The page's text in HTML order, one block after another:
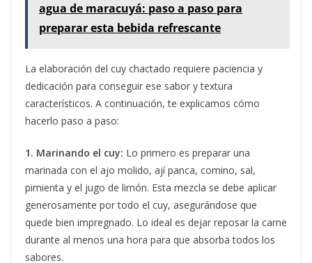
agua de maracuyá: paso a paso para
preparar esta bebida refrescante
La elaboración del cuy chactado requiere paciencia y
dedicación para conseguir ese sabor y textura
característicos. A continuación, te explicamos cómo
hacerlo paso a paso:
1. Marinando el cuy: Lo primero es preparar una
marinada con el ajo molido, ají panca, comino, sal,
pimienta y el jugo de limón. Esta mezcla se debe aplicar
generosamente por todo el cuy, asegurándose que
quede bien impregnado. Lo ideal es dejar reposar la carne
durante al menos una hora para que absorba todos los
sabores.